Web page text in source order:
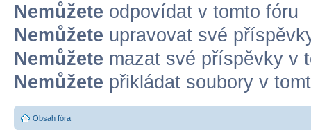
Nemůžete odpovídat v tomto fóru
Nemůžete upravovat své
Nemůžete mazat své příspěvky v
Nemůžete přikládat soubory v
Obsah fóra